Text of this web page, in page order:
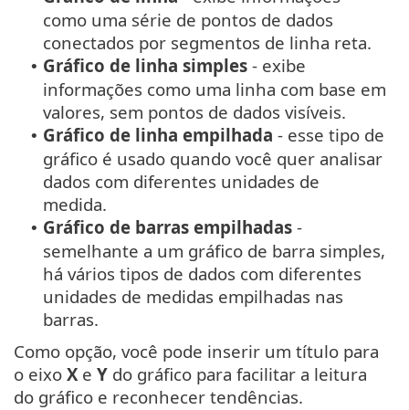
como uma série de pontos de dados
conectados por segmentos de linha reta.
• Gráfico de linha simples - exibe
informações como uma linha com base em
valores, sem pontos de dados visíveis.
• Gráfico de linha empilhada - esse tipo de
gráfico é usado quando você quer analisar
dados com diferentes unidades de
medida.
• Gráfico de barras empilhadas -
semelhante a um gráfico de barra simples,
há vários tipos de dados com diferentes
unidades de medidas empilhadas nas
barras.
Como opção, você pode inserir um título para
o eixo Xe Y do gráfico para facilitar a leitura
do gráfico e reconhecer tendências.